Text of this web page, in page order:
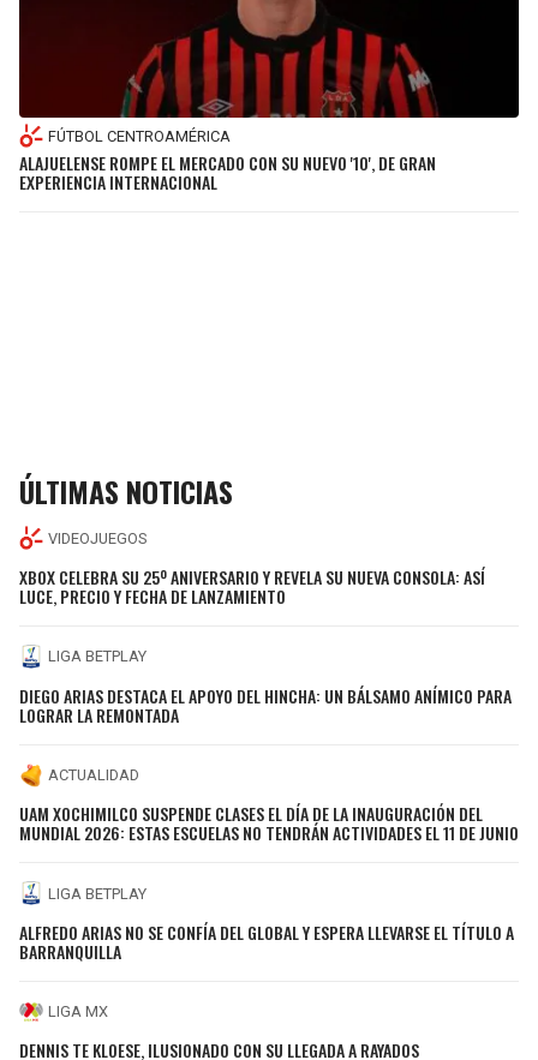
FÚTBOL CENTROAMÉRICA
ALAJUELENSE ROMPE EL MERCADO CON SU NUEVO '10', DE GRAN
EXPERIENCIA INTERNACIONAL
ÚLTIMAS NOTICIAS
VIDEOJUEGOS
XBOX CELEBRA SU 25º ANIVERSARIO Y REVELA SU NUEVA CONSOLA: ASÍ
LUCE, PRECIO Y FECHA DE LANZAMIENTO
LIGA BETPLAY
DIEGO ARIAS DESTACA EL APOYO DEL HINCHA: UN BÁLSAMO ANÍMICO PARA
LOGRAR LA REMONTADA
ACTUALIDAD
UAM XOCHIMILCO SUSPENDE CLASES EL DÍA DE LA INAUGURACIÓN DEL
MUNDIAL 2026: ESTAS ESCUELAS NO TENDRÁN ACTIVIDADES EL 11 DE JUNIO
LIGA BETPLAY
ALFREDO ARIAS NO SE CONFÍA DEL GLOBAL Y ESPERA LLEVARSE EL TÍTULO A
BARRANQUILLA
LIGA MX
DENNIS TE KLOESE, ILUSIONADO CON SU LLEGADA A RAYADOS